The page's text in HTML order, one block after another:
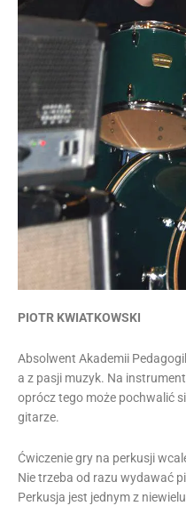
PIOTR KWIATKOWSKI
Absolwent Akademii
a z pasji muzyk. Na
oprócz tego może pochwalić
gitarze.
Ćwiczenie gry na perkusji
Nie trzeba od razu wydawać
Perkusja jest jednym z